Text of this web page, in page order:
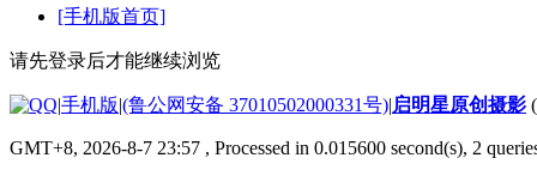
[手机版首页]
请先登录后才能继续浏览
|手机版|(鲁公网安备 37010502000331号)|启明星原创摄影
GMT+8, 2026-8-7 23:57 , Processed in 0.015600 second(s), 2